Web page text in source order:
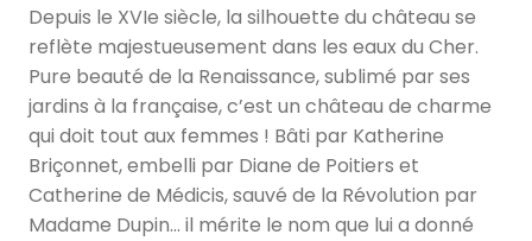
Depuis le XVIe siècle, la silhouette du château se
reflète majestueusement dans les eaux du Cher.
Pure beauté de la Renaissance, sublimé par ses
jardins à la française, c’est un château de charme
qui doit tout aux femmes ! Bâti par Katherine
Briçonnet, embelli par Diane de Poitiers et
Catherine de Médicis, sauvé de la Révolution par
Madame Dupin… il mérite le nom que lui a donné